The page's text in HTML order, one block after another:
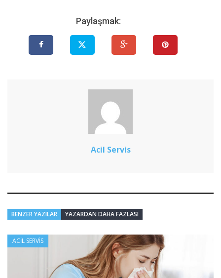
Paylaşmak:
Acil Servis
BENZER YAZILAR YAZARDAN DAHA FAZLASI
ACIL SERVIS